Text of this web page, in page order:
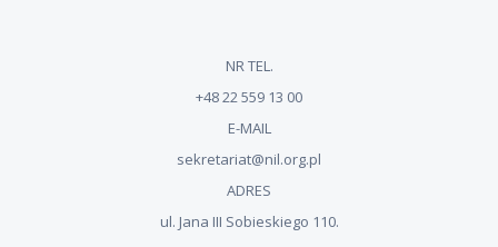
NR TEL.
+48 22 559 13 00
E-MAIL
sekretariat@nil.org.pl
ADRES
ul. Jana III Sobieskiego 110.